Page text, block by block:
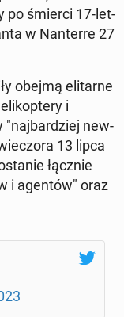
po śmierci 17-let­
w Nan­ter­re 27
obejmą eli­tar­ne
i
"naj­bar­dziej new­
13 lipca
łącznie
i agentów" oraz